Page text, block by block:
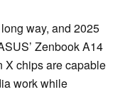
way, and 2025
Zenbook A14
X chips are capable
work while